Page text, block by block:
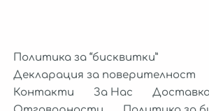
Политика за “бисквитки”
Декларация за поверителност
Контакти
За Нас